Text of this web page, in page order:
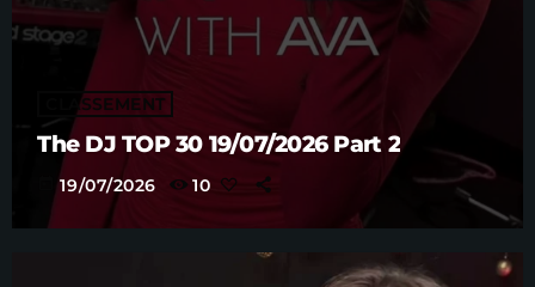
CLASSEMENT
The DJ TOP 30 19/07/2026 Part 2
19/07/2026 10